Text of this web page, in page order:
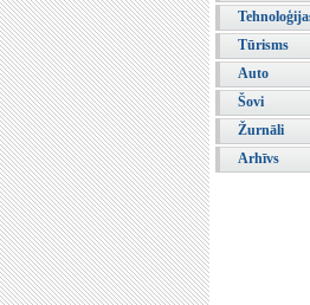
Tūrisms
Auto
Šovi
Žurnāli
Arhīvs